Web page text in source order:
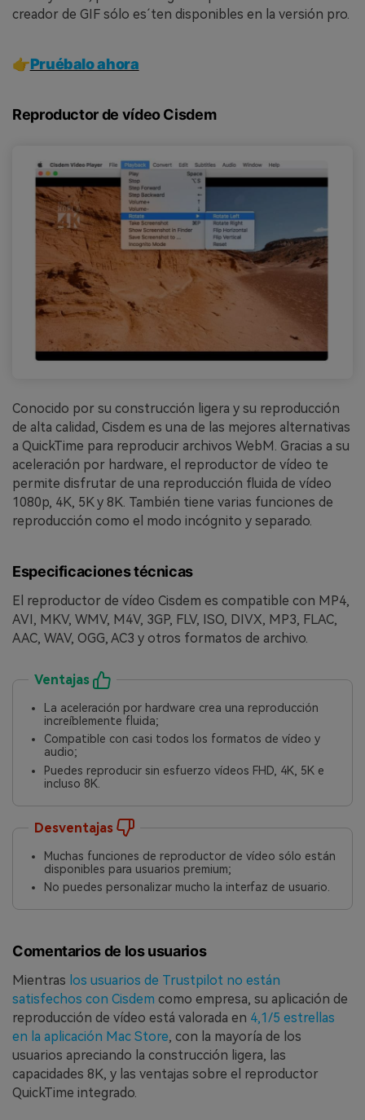
creador de GIF sólo es´ten disponibles en la versión pro.
👉Pruébalo ahora
Reproductor de vídeo Cisdem
Conocido por su construcción ligera y su reproducción
de alta calidad, Cisdem es una de las mejores alternativas
a QuickTime para reproducir archivos WebM. Gracias a su
aceleración por hardware, el reproductor de vídeo te
permite disfrutar de una reproducción fluida de vídeo
1080p, 4K, 5K y 8K. También tiene varias funciones de
reproducción como el modo incógnito y separado.
Especificaciones técnicas
El reproductor de vídeo Cisdem es compatible con MP4,
AVI, MKV, WMV, M4V, 3GP, FLV, ISO, DIVX, MP3, FLAC,
AAC, WAV, OGG, AC3 y otros formatos de archivo.
Ventajas
La aceleración por hardware crea una reproducción
increíblemente fluida;
Compatible con casi todos los formatos de vídeo y
audio;
Puedes reproducir sin esfuerzo vídeos FHD, 4K, 5K e
incluso 8K.
Desventajas
Muchas funciones de reproductor de vídeo sólo están
disponibles para usuarios premium;
No puedes personalizar mucho la interfaz de usuario.
Comentarios de los usuarios
Mientras los usuarios de Trustpilot no están
satisfechos con Cisdem como empresa, su aplicación de
reproducción de vídeo está valorada en 4,1/5 estrellas
en la aplicación Mac Store, con la mayoría de los
usuarios apreciando la construcción ligera, las
capacidades 8K, y las ventajas sobre el reproductor
QuickTime integrado.